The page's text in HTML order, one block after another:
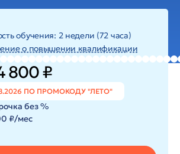
обучения: 2 недели (72 часа)
о повышении квалификации
800 ₽
ПО ПРОМОКОДУ "ЛЕТО"
без %
₽/мес